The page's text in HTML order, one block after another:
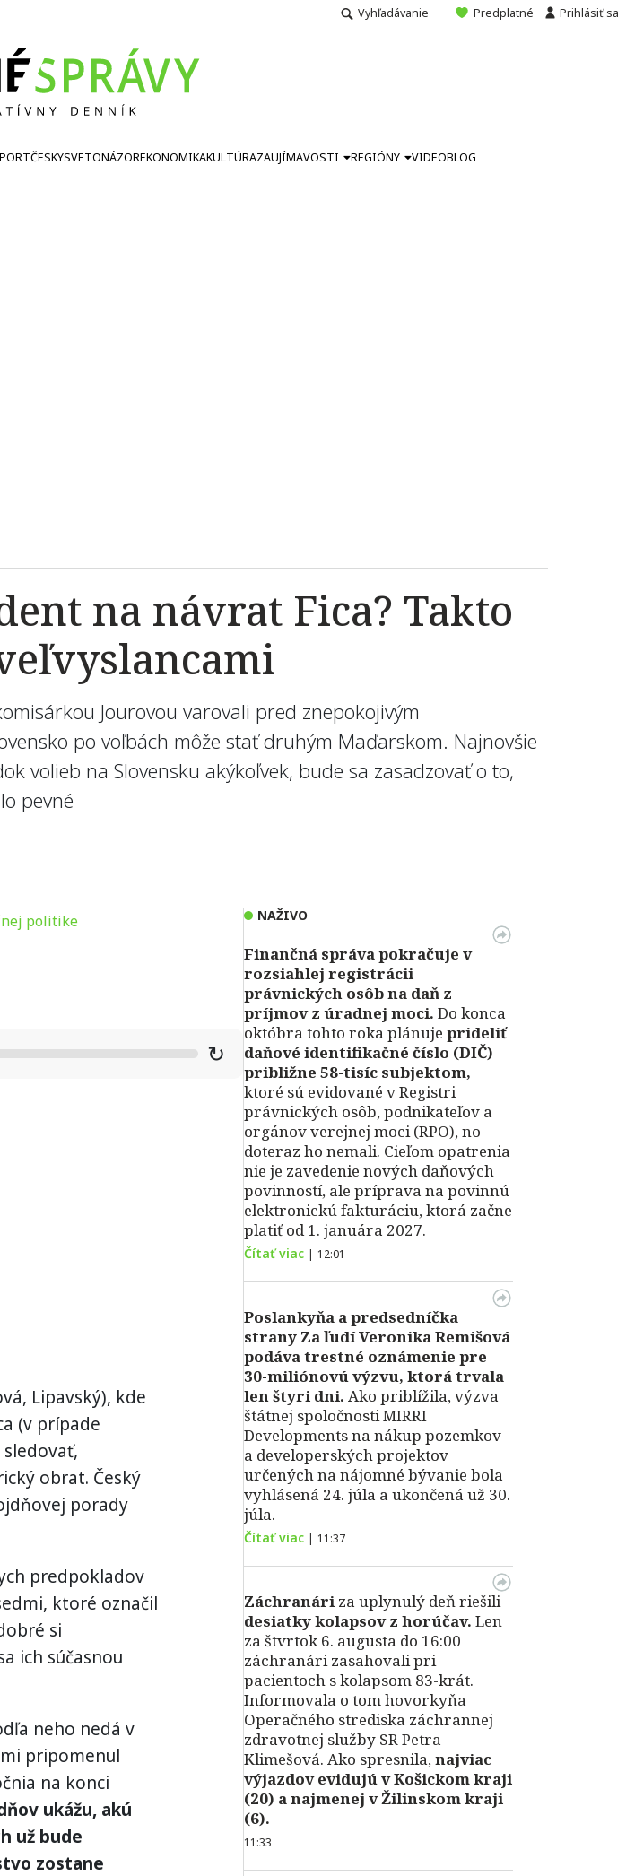
Vyhľadávanie Predplatné Prihlásiť sa
ČESKYSVETONÁZOREKONOMIKAKULTÚRAZAUJÍMAVOSTI REGIÓNY VIDEOBLOG
na návrat Fica? Takto
Jourovou varovali pred znepokojivým
po voľbách môže stať druhým Maďarskom. Najnovšie
volieb na Slovensku akýkoľvek, bude sa zasadzovať o to,
pevné
↻
Lipavský), kde
(v prípade
obrat. Český
porady
predpokladov
ktoré označil
si
ich súčasnou
neho nedá v
pripomenul
na konci
ukážu, akú
už bude
zostane
NAŽIVO
Finančná správa pokračuje v
rozsiahlej registrácii
právnických osôb na daň z
príjmov z úradnej moci. Do konca
októbra tohto roka plánuje prideliť
daňové identifikačné číslo (DIČ)
približne 58-tisíc subjektom,
ktoré sú evidované v Registri
právnických osôb, podnikateľov a
orgánov verejnej moci (RPO), no
doteraz ho nemali. Cieľom opatrenia
nie je zavedenie nových daňových
povinností, ale príprava na povinnú
elektronickú fakturáciu, ktorá začne
platiť od 1. januára 2027.
Čítať viac | 12:01
Poslankyňa a predsedníčka
strany Za ľudí Veronika Remišová
podáva trestné oznámenie pre
30-miliónovú výzvu, ktorá trvala
len štyri dni. Ako priblížila, výzva
štátnej spoločnosti MIRRI
Developments na nákup pozemkov
a developerských projektov
určených na nájomné bývanie bola
vyhlásená 24. júla a ukončená už 30.
júla.
Čítať viac | 11:37
Záchranári za uplynulý deň riešili
desiatky kolapsov z horúčav. Len
za štvrtok 6. augusta do 16:00
záchranári zasahovali pri
pacientoch s kolapsom 83-krát.
Informovala o tom hovorkyňa
Operačného strediska záchrannej
zdravotnej služby SR Petra
Klimešová. Ako spresnila,najviac
výjazdov evidujú v Košickom kraji
(20) a najmenej v Žilinskom kraji
(6).
11:33